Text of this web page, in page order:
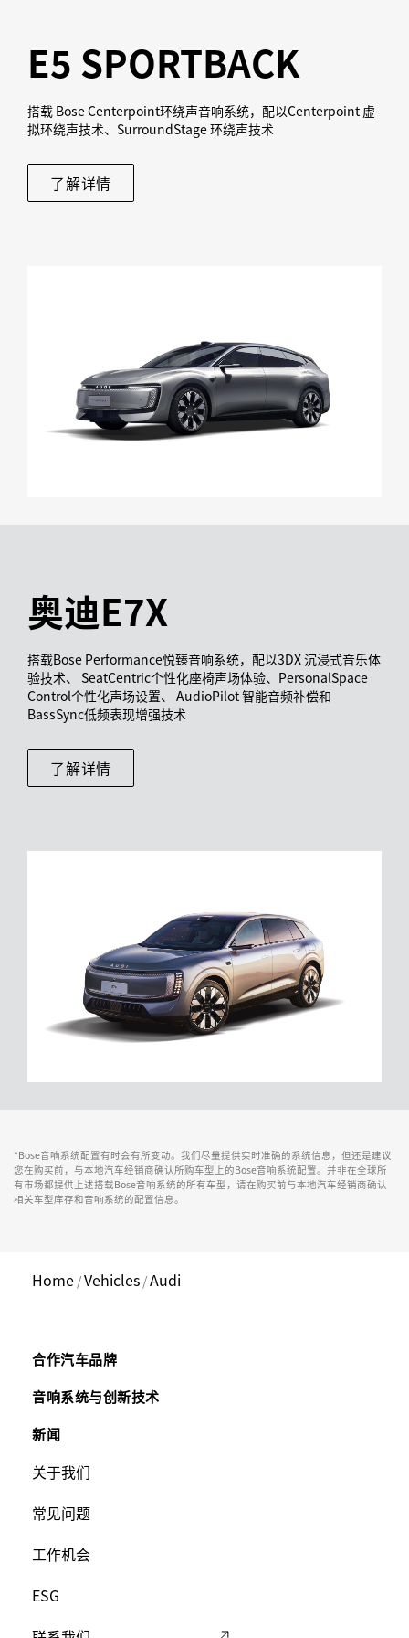
E5 SPORTBACK
搭载 Bose Centerpoint环绕声音响系统，配以Centerpoint 虚
拟环绕声技术、SurroundStage 环绕声技术
了解详情
奥迪E7X
搭载Bose Performance悦臻音响系统，配以3DX 沉浸式音乐体
验技术、 SeatCentric个性化座椅声场体验、PersonalSpace
Control个性化声场设置、 AudioPilot 智能音频补偿和
BassSync低频表现增强技术​
了解详情
*Bose音响系统配置有时会有所变动。我们尽量提供实时准确的系统信息，但还是建议
您在购买前，与本地汽车经销商确认所购车型上的Bose音响系统配置。并非在全球所
有市场都提供上述搭载Bose音响系统的所有车型，请在购买前与本地汽车经销商确认
相关车型库存和音响系统的配置信息。
Home /Vehicles/Audi
Main
Footer
Menu
合作汽车品牌
音响系统与创新技术
新闻
Footer
Menu
关于我们
常见问题
工作机会
ESG